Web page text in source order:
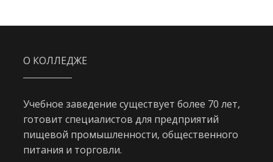
О КОЛЛЕДЖЕ
Учебное заведение существует более 70 лет,
готовит специалистов для предприятий
пищевой промышленности, общественного
питания и торговли.